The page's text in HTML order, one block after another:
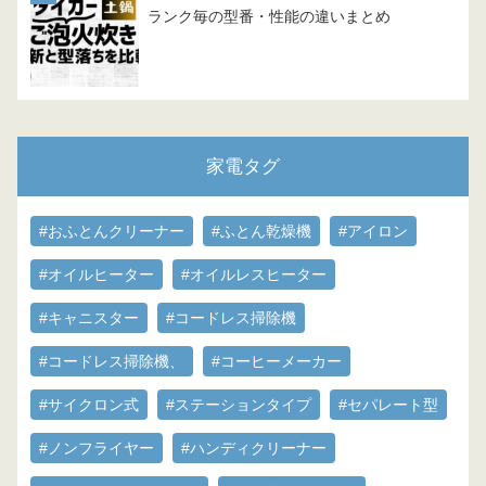
ランク毎の型番・性能の違いまとめ
家電タグ
#おふとんクリーナー #ふとん乾燥機 #アイロン
#オイルヒーター #オイルレスヒーター
#キャニスター #コードレス掃除機
#コードレス掃除機、 #コーヒーメーカー
#サイクロン式 #ステーションタイプ #セパレート型
#ノンフライヤー #ハンディクリーナー